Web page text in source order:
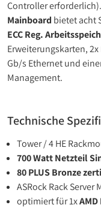
Controller
Mainboard bietet acht
ECC Reg.
Erweiterungskarten, 2x
Gb/s Ethernet und
Management.
Technische
Tower / 4 HE
700 Watt Netzteil
80 PLUS Bronze
ASRock Rack
optimiert für 1x